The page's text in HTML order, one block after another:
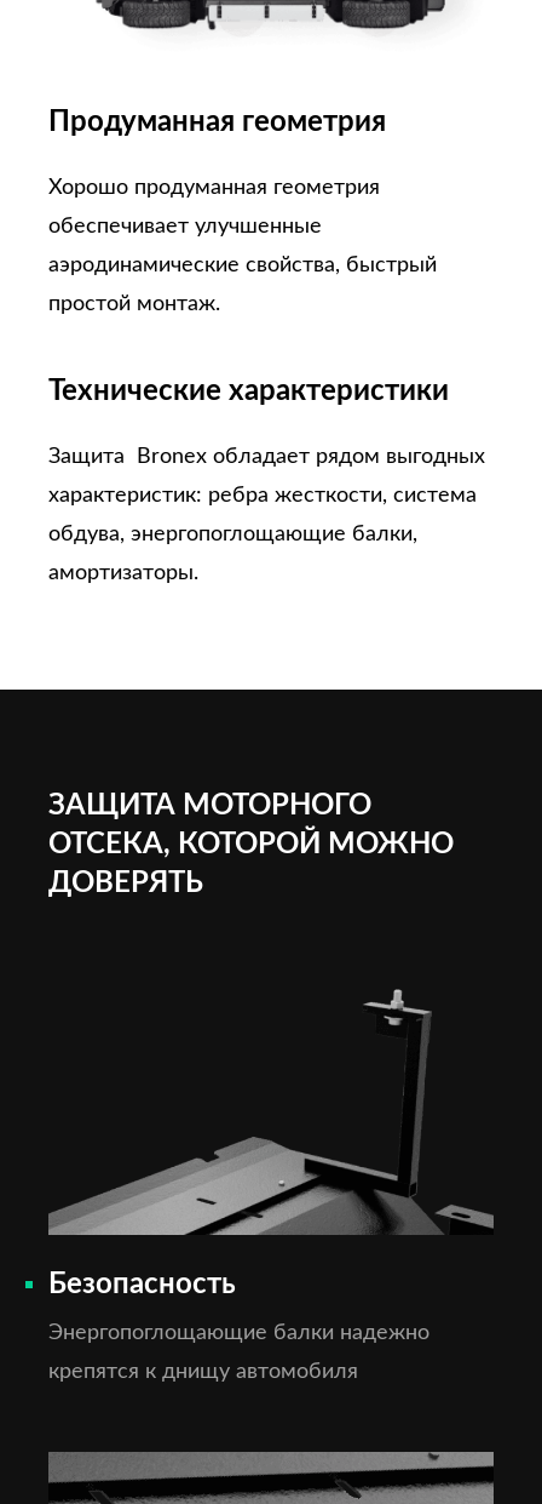
Продуманная геометрия
Хорошо продуманная геометрия
обеспечивает улучшенные
аэродинамические свойства, быстрый
простой монтаж.
Технические характеристики
Защита Bronex обладает рядом выгодных
характеристик: ребра жесткости, система
обдува, энергопоглощающие балки,
амортизаторы.
ЗАЩИТА МОТОРНОГО
ОТСЕКА, КОТОРОЙ МОЖНО
ДОВЕРЯТЬ
Безопасность
Энергопоглощающие балки надежно
крепятся к днищу автомобиля